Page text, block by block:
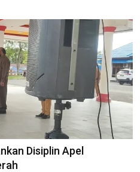
Disiplin Apel